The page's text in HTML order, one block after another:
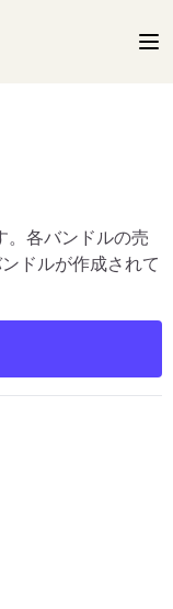
。各バンドルの売
ドルが作成されて